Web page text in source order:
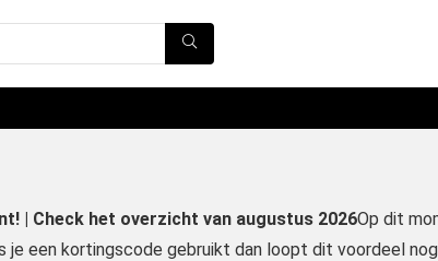
| Check het overzicht van augustus 2026Op dit
je een kortingscode gebruikt dan loopt dit voordeel